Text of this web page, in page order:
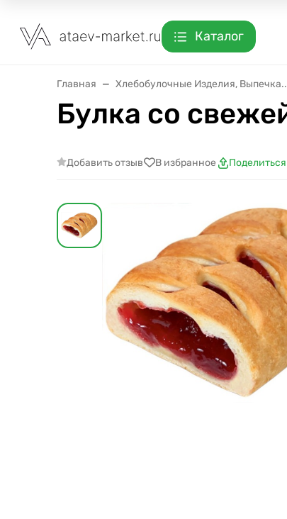
Каталог
Главная Хлебобулочные Изделия, Выпечка..
Булка со
Добавить отзыв В избранное Поделиться